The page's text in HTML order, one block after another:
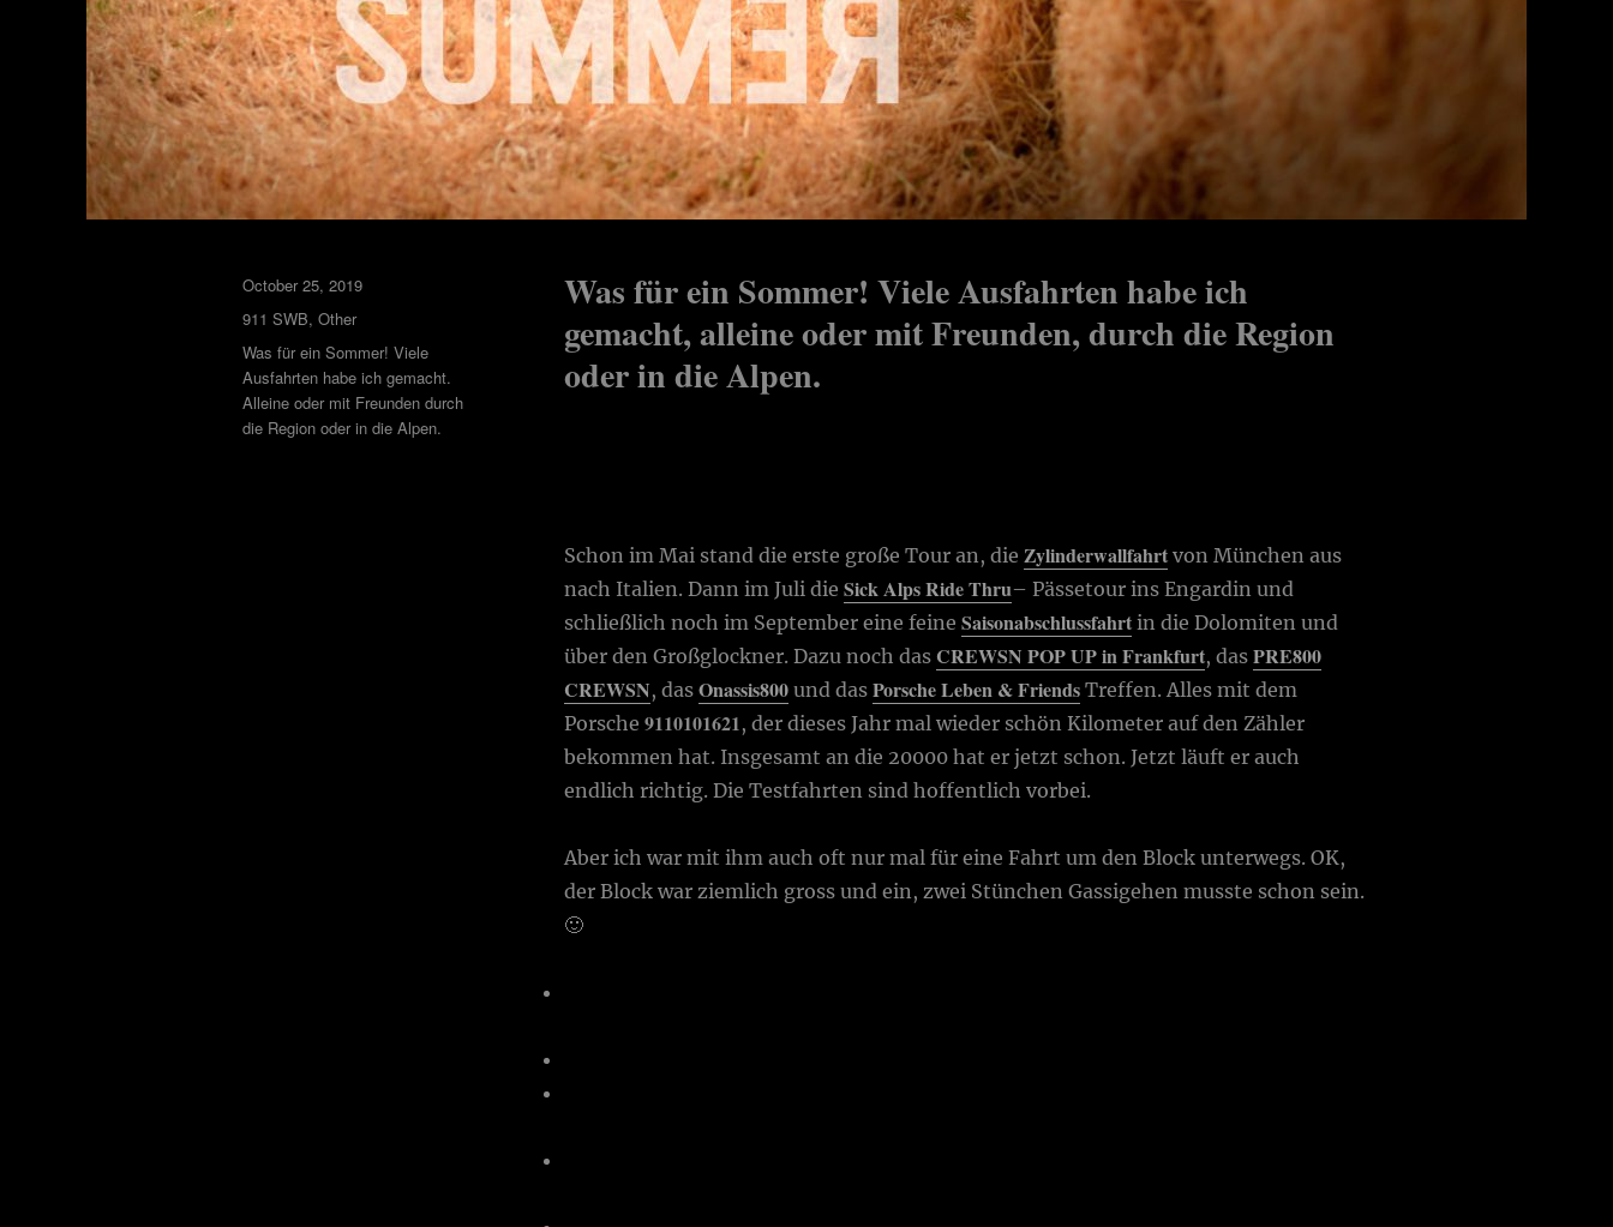
Was für ein Sommer! Viele Ausfahrten habe ich
gemacht, alleine oder mit Freunden, durch die Region
oder in die Alpen.
Schon im Mai stand die erste große Tour an, die Zylinderwallfahrt von München aus
nach Italien. Dann im Juli dieSick Alps Ride Thru– Pässetour ins Engardin und
schließlich noch im September eine feineSaisonabschlussfahrt in die Dolomiten und
über den Großglockner. Dazu noch dasCREWSN POP UP in Frankfurt, dasPRE800
CREWSN, dasOnassis800 und dasPorsche Leben & Friends Treffen. Alles mit dem
Porsche9110101621, der dieses Jahr mal wieder schön Kilometer auf den Zähler
bekommen hat. Insgesamt an die 20000 hat er jetzt schon. Jetzt läuft er auch
endlich richtig. Die Testfahrten sind hoffentlich vorbei.
Aber ich war mit ihm auch oft nur mal für eine Fahrt um den Block unterwegs. OK,
der Block war ziemlich gross und ein, zwei Stünchen Gassigehen musste schon sein.
🙂
October 25, 2019
911 SWB, Other
Was für ein Sommer! Viele
Ausfahrten habe ich gemacht.
Alleine oder mit Freunden durch
die Region oder in die Alpen.